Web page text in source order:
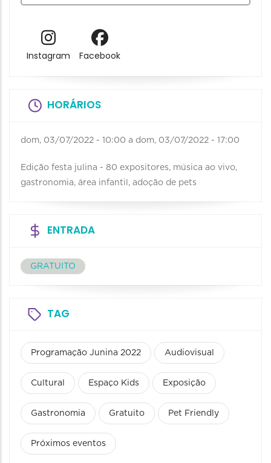
Instagram Facebook
HORÁRIOS
dom, 03/07/2022 - 10:00 a dom, 03/07/2022 - 17:00
Edição festa julina - 80 expositores, música ao vivo,
gastronomia, área infantil, adoção de pets
ENTRADA
GRATUITO
TAG
Programação Junina 2022 Audiovisual
Cultural Espaço Kids Exposição
Gastronomia Gratuito Pet Friendly
Próximos eventos